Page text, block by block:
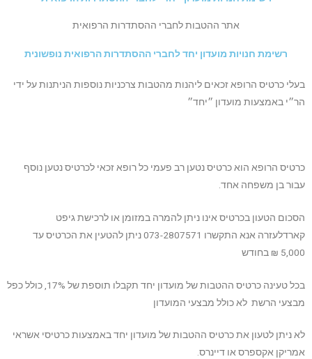
אתר ההטבות לחברי ההסתדרות הרפואית
רשימת חנויות מועדון יחד לחברי ההסתדרות הרפואית נופשונית
בעלי כרטיס הרופא זכאים ליהנות מהטבות צרכניות נוספות הניתנות על ידי
הר״י באמצעות מועדון ״יחד״
כרטיס הרופא הוא כרטיס נטען רב פעמי כל רופא זכאי לכרטיס נטען נוסף
עבור בן משפחה אחד.
הסכום הטעון בכרטיס אינו ניתן להמרה במזומן או לרכישת גיפט
קארדלעזרה אנא התקשרו 073-2807571 ניתן להטעין את הכרטיס עד
5,000 ₪ בחודש
בכל טעינה כרטיס ההטבות של מועדון יחד תקבלו תוספת של 17%, כולל כפל
מבצעי הרשת לא כולל מבצעי המועדון
לא ניתן לטעון את כרטיס ההטבות של מועדון יחד באמצעות כרטיסי אשראי
אמריקן אקספרס או דיינרס.